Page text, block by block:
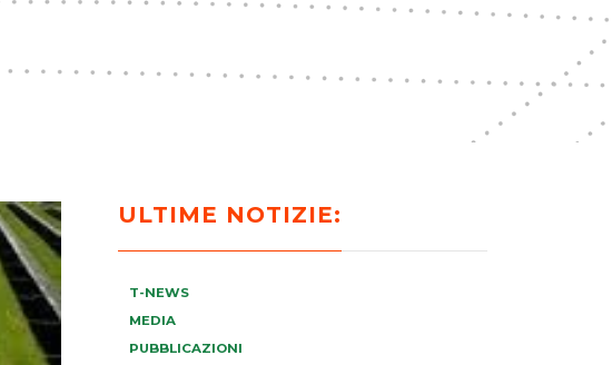
ULTIME NOTIZIE:
T-NEWS
MEDIA
PUBBLICAZIONI